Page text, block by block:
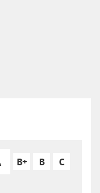
B+ B C